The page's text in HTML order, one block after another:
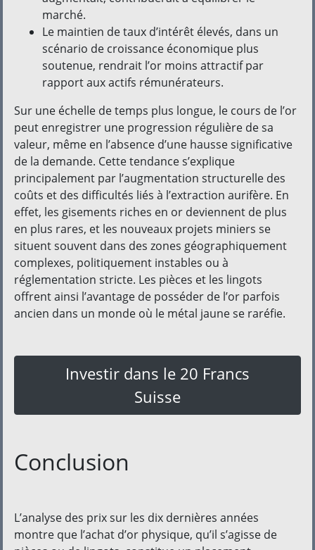
marché.
Le maintien de taux d’intérêt élevés, dans un
scénario de croissance économique plus
soutenue, rendrait l’or moins attractif par
rapport aux actifs rémunérateurs.
Sur une échelle de temps plus longue, le cours de l’or
peut enregistrer une progression régulière de sa
valeur, même en l’absence d’une hausse significative
de la demande. Cette tendance s’explique
principalement par l’augmentation structurelle des
coûts et des difficultés liés à l’extraction aurifère. En
effet, les gisements riches en or deviennent de plus
en plus rares, et les nouveaux projets miniers se
situent souvent dans des zones géographiquement
complexes, politiquement instables ou à
réglementation stricte. Les pièces et les lingots
offrent ainsi l’avantage de posséder de l’or parfois
ancien dans un monde où le métal jaune se raréfie.
Investir dans le 20 Francs
Suisse
Conclusion
L’analyse des prix sur les dix dernières années
montre que l’achat d’or physique, qu’il s’agisse de